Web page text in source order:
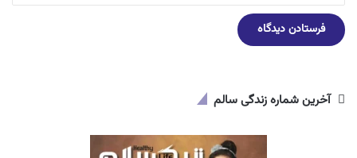
آخرین شماره زندگی سالم